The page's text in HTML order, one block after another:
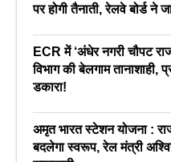
पर होगी तैनाती, रेलवे बोर्ड ने
ECR में ‘अंधेर नगरी चौपट
विभाग की बेलगाम तानाशाही,
डकारा!
अमृत भारत स्टेशन योजना :
बदलेगा स्वरूप, रेल मंत्री